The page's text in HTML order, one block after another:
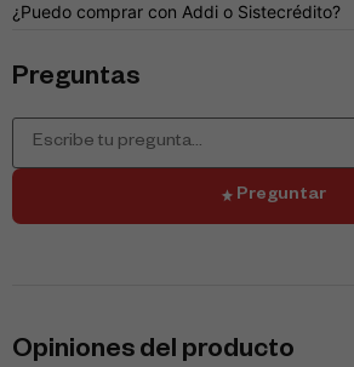
¿Puedo comprar con Addi o Sistecrédito?
Preguntas
Preguntar
Opiniones del producto